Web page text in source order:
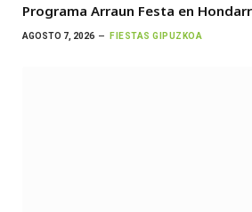
Programa Arraun Festa en
AGOSTO 7, 2026 FIESTAS GIPUZKOA